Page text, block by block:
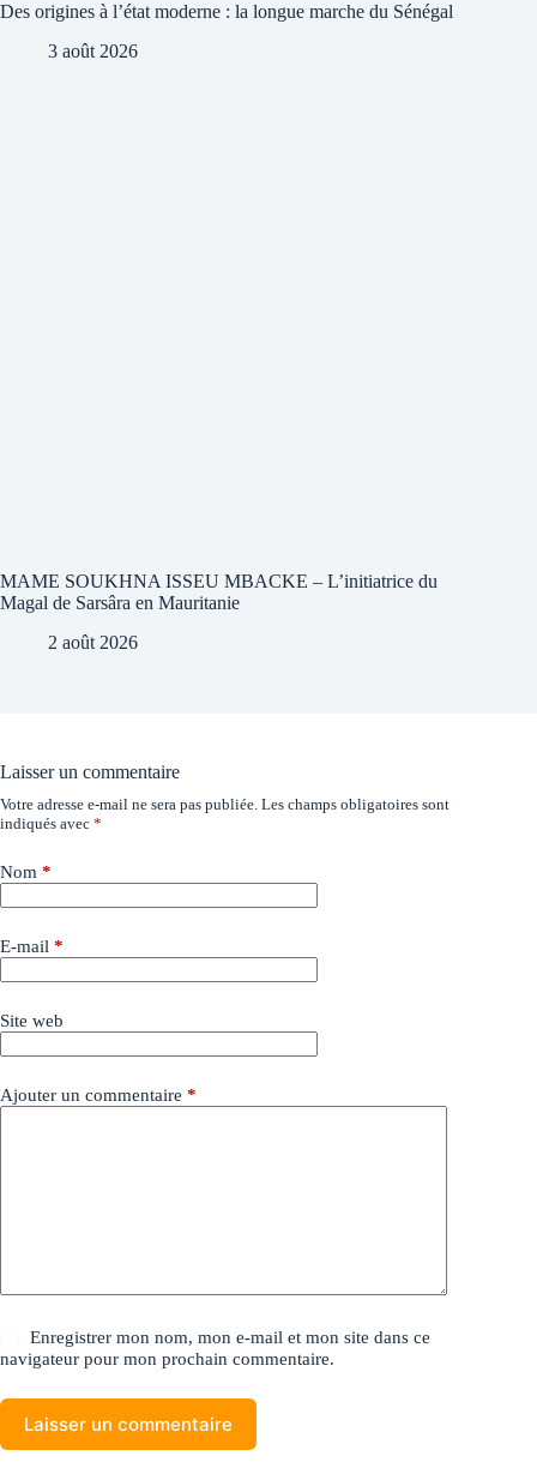
Des origines à l’état moderne : la longue marche du Sénégal
3 août 2026
MAME SOUKHNA ISSEU MBACKE – L’initiatrice du
Magal de Sarsâra en Mauritanie
2 août 2026
Laisser un commentaire
Votre adresse e-mail ne sera pas publiée. Les champs obligatoires sont
indiqués avec *
Nom *
E-mail *
Site web
Ajouter un commentaire *
Enregistrer mon nom, mon e-mail et mon site dans ce
navigateur pour mon prochain commentaire.
Laisser un commentaire